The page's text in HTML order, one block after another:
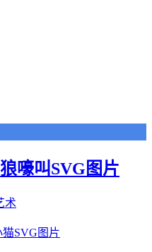
嚎叫SVG图片
术